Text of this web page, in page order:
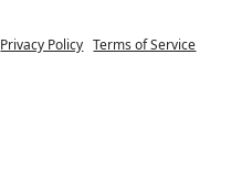
Privacy Policy Terms of Service